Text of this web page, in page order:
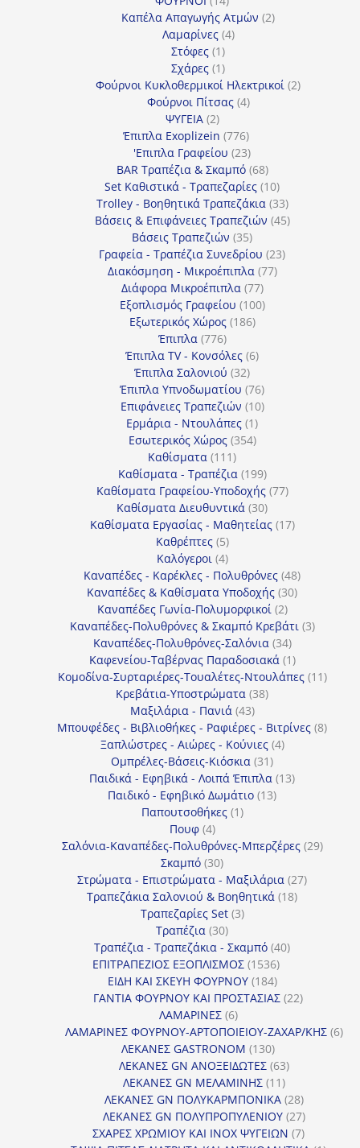
προϊόντα
Καπέλα Απαγωγής Ατμών 22
Λαμαρίνες 44
Στόφες 11
προϊόν
Σχάρες 11
προϊόν
Φούρνοι Κυκλοθερμικοί Ηλεκτρικοί 22
Φούρνοι Πίτσας 44
ΨΥΓΕΙΑ 22
προϊόντα
Έπιπλα Exoplizein 776776
προϊόντα
'Επιπλα Γραφείου 2323
προϊόντα
BAR Τραπέζια & Σκαμπό 6868
προϊόντα
Set Καθιστικά - Τραπεζαρίες 1010
προϊόντα
Trolley - Βοηθητικά Τραπεζάκια 3333
προϊόντα
Βάσεις & Επιφάνειες Τραπεζιών 4545
Βάσεις Τραπεζιών 3535
προϊόντα
Γραφεία - Τραπέζια Συνεδρίου 2323
Διακόσμηση - Μικροέπιπλα 7777
Διάφορα Μικροέπιπλα 7777
προϊόντα
Εξοπλισμός Γραφείου 100100
Εξωτερικός Χώρος 186186
Έπιπλα 776776
προϊόντα
Έπιπλα TV - Κονσόλες 66
Έπιπλα Σαλονιού 3232
προϊόντα
Έπιπλα Υπνοδωματίου 7676
προϊόντα
Επιφάνειες Τραπεζιών 1010
Ερμάρια - Ντουλάπες 11
προϊόν
Εσωτερικός Χώρος 354354
Καθίσματα 111111
προϊόντα
Καθίσματα - Τραπέζια 199199
προϊόντα
Καθίσματα Γραφείου-Υποδοχής 7777
Καθίσματα Διευθυντικά 3030
προϊόντα
Καθίσματα Εργασίας - Μαθητείας 1717
Καθρέπτες 55
προϊόντα
Καλόγεροι 44
προϊόντα
Καναπέδες - Καρέκλες - Πολυθρόνες 4848
προϊόντα
Καναπέδες & Καθίσματα Υποδοχής 3030
Καναπέδες Γωνία-Πολυμορφικοί 22
προϊόντα
Καναπέδες-Πολυθρόνες & Σκαμπό Κρεβάτι 33
Καναπέδες-Πολυθρόνες-Σαλόνια 3434
προϊόντα
Καφενείου-Ταβέρνας Παραδοσιακά 11
προϊόν
Κομοδίνα-Συρταριέρες-Τουαλέτες-Ντουλάπες 1111
Κρεβάτια-Υποστρώματα 3838
Μαξιλάρια - Πανιά 4343
προϊόντα
Μπουφέδες - Βιβλιοθήκες - Ραφιέρες - Βιτρίνες 88
Ξαπλώστρες - Αιώρες - Κούνιες 44
Ομπρέλες-Βάσεις-Κιόσκια 3131
προϊόντα
Παιδικά - Εφηβικά - Λοιπά Έπιπλα 1313
Παιδικό - Εφηβικό Δωμάτιο 1313
Παπουτσοθήκες 11
Πουφ 44
προϊόντα
Σαλόνια-Καναπέδες-Πολυθρόνες-Μπερζέρες 2929
Σκαμπό 3030
προϊόντα
Στρώματα - Επιστρώματα - Μαξιλάρια 2727
Τραπεζάκια Σαλονιού & Βοηθητικά 1818
Τραπεζαρίες Set 33
Τραπέζια 3030
προϊόντα
Τραπέζια - Τραπεζάκια - Σκαμπό 4040
ΕΠΙΤΡΑΠΕΖΙΟΣ ΕΞΟΠΛΙΣΜΟΣ 15361536
προϊόντα
ΕΙΔΗ ΚΑΙ ΣΚΕΥΗ ΦΟΥΡΝΟΥ 184184
προϊόντα
ΓΑΝΤΙΑ ΦΟΥΡΝΟΥ ΚΑΙ ΠΡΟΣΤΑΣΙΑΣ 2222
ΛΑΜΑΡΙΝΕΣ 66
προϊόντα
ΛΑΜΑΡΙΝΕΣ ΦΟΥΡΝΟΥ-ΑΡΤΟΠΟΙΕΙΟΥ-ΖΑΧΑΡ/ΚΗΣ 66
ΛΕΚΑΝΕΣ GASTRONOM 130130
προϊόντα
ΛΕΚΑΝΕΣ GN ΑΝΟΞΕΙΔΩΤΕΣ 6363
ΛΕΚΑΝΕΣ GN ΜΕΛΑΜΙΝΗΣ 1111
προϊόντα
ΛΕΚΑΝΕΣ GN ΠΟΛΥΚΑΡΜΠΟΝΙΚΑ 2828
προϊόντα
ΛΕΚΑΝΕΣ GN ΠΟΛΥΠΡΟΠΥΛΕΝΙΟΥ 2727
προϊόντα
ΣΧΑΡΕΣ ΧΡΩΜΙΟΥ ΚΑΙ INOX ΨΥΓΕΙΩΝ 77